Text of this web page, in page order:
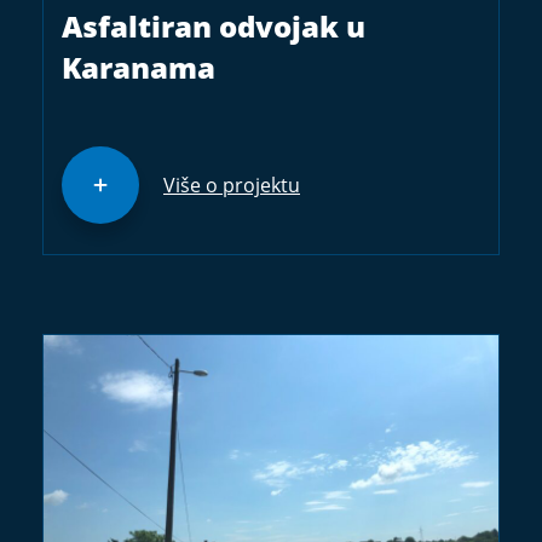
Asfaltiran odvojak u
Karanama
Više o projektu